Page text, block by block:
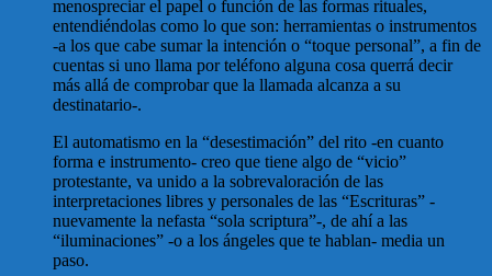
menospreciar el papel o función de las formas rituales,
entendiéndolas como lo que son: herramientas o instrumentos
-a los que cabe sumar la intención o “toque personal”, a fin de
cuentas si uno llama por teléfono alguna cosa querrá decir
más allá de comprobar que la llamada alcanza a su
destinatario-.
El automatismo en la “desestimación” del rito -en cuanto
forma e instrumento- creo que tiene algo de “vicio”
protestante, va unido a la sobrevaloración de las
interpretaciones libres y personales de las “Escrituras” -
nuevamente la nefasta “sola scriptura”-, de ahí a las
“iluminaciones” -o a los ángeles que te hablan- media un
paso.